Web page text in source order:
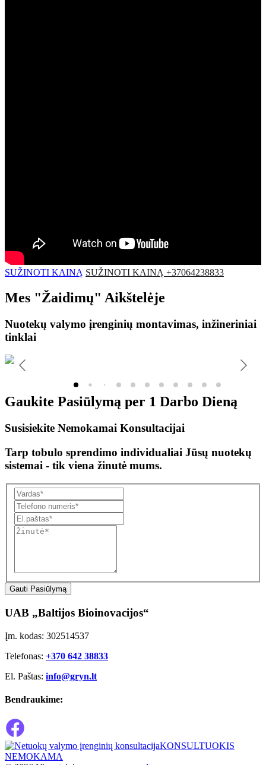
SUŽINOTI KAINĄ SUŽINOTI KAINĄ +37064238833
Mes "Žaidimų" Aikštelėje
Nuotekų valymo įrenginių montavimas, inžineriniai
tinklai
Gaukite Pasiūlymą per 1 Darbo Dieną
Susisiekite Nemokamai Konsultacijai
Tarp tobulo sprendimo individualiai Jūsų nuotekų
sistemai - tik viena žinutė mums.
Gauti Pasiūlymą
UAB „Baltijos Bioinovacijos“
Įm. kodas: 302514537
Telefonas: +370 642 38833
El. Paštas: info@gryn.lt
Bendraukime:
KONSULTUOKIS
NEMOKAMA